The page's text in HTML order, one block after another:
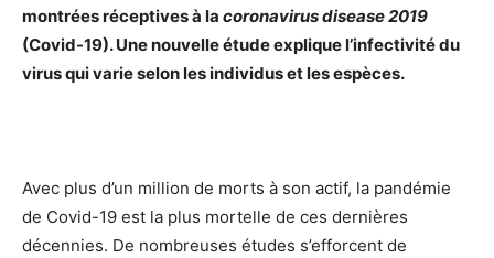
montrées réceptives à la coronavirus disease 2019
(Covid-19). Une nouvelle étude explique l’infectivité du
virus qui varie selon les individus et les espèces.
Avec plus d’un million de morts à son actif, la pandémie
de Covid-19 est la plus mortelle de ces dernières
décennies. De nombreuses études s’efforcent de